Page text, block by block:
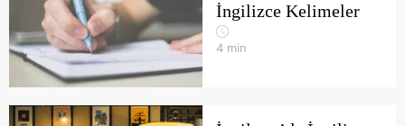
İngilizce Kelimeler
4 min